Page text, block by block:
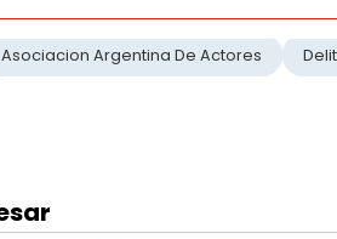
Asociacion Argentina De Actores